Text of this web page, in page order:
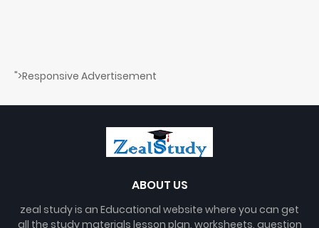
">Responsive Advertisement
ABOUT US
zeal study is an Educational website where you can get
all the study materials lesson plan, worksheets, question